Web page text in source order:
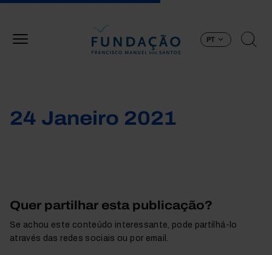
PT
24 Janeiro 2021
Quer partilhar esta publicação?
Se achou este conteúdo interessante, pode partilhá-lo
através das redes sociais ou por email.